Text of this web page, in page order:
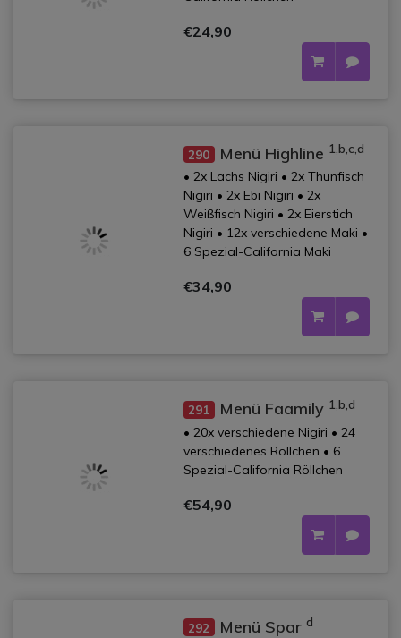
€24,90
290 Menü Highline 1,b,c,d
• 2x Lachs Nigiri • 2x Thunfisch
Nigiri • 2x Ebi Nigiri • 2x
Weißfisch Nigiri • 2x Eierstich
Nigiri • 12x verschiedene Maki •
6 Spezial-California Maki
€34,90
291 Menü Faamily 1,b,d
• 20x verschiedene Nigiri • 24
verschiedenes Röllchen • 6
Spezial-California Röllchen
€54,90
292 Menü Spar d